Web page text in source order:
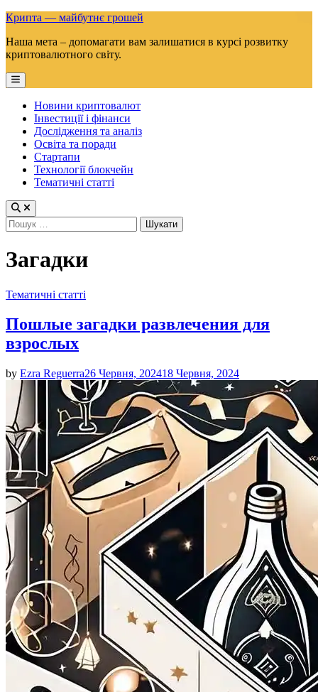
Skip
content
Крипта — майбутнє грошей
Наша мета – допомагати вам залишатися в курсі розвитку
криптовалютного світу.
Main
Menu
Новини криптовалют
Інвестиції і фінанси
Дослідження та аналіз
Освіта та поради
Стартапи
Технології блокчейн
Тематичні статті
Пошук:
Загадки
Posted
Тематичні статті
Пошлые загадки развлечения для
взрослых
by Ezra Reguerra26 Червня, 202418 Червня, 2024